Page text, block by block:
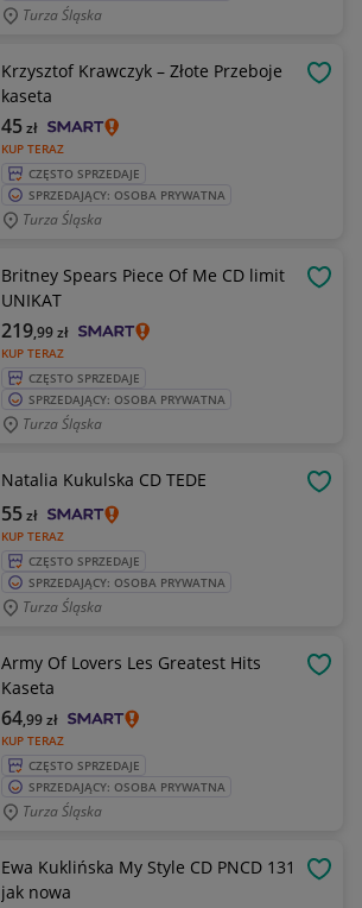
Turza Śląska
Krzysztof Krawczyk – Złote Przeboje
kaseta
KUP TERAZ
45zł
CZĘSTO SPRZEDAJE
SPRZEDAJĄCY: OSOBA PRYWATNA
Turza Śląska
Britney Spears Piece Of Me CD limit
UNIKAT
KUP TERAZ
219,99zł
CZĘSTO SPRZEDAJE
SPRZEDAJĄCY: OSOBA PRYWATNA
Turza Śląska
Natalia Kukulska CD TEDE
KUP TERAZ
55zł
CZĘSTO SPRZEDAJE
SPRZEDAJĄCY: OSOBA PRYWATNA
Turza Śląska
Army Of Lovers Les Greatest Hits
Kaseta
KUP TERAZ
64,99zł
CZĘSTO SPRZEDAJE
SPRZEDAJĄCY: OSOBA PRYWATNA
Turza Śląska
Ewa Kuklińska My Style CD PNCD 131
jak nowa